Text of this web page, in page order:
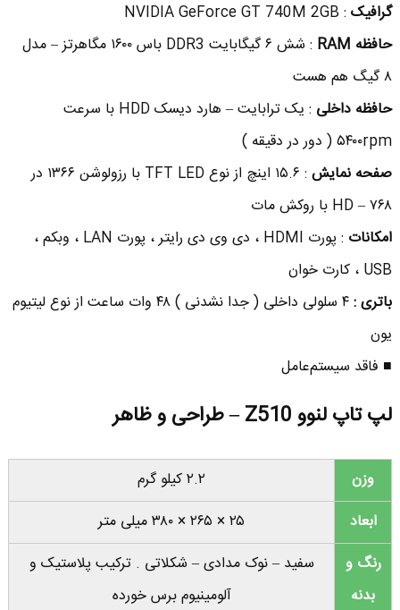
گرافیک:
NVIDIA GeForce GT 740M 2GB
حافظه RAM
: شش ۶
گیگابایت DDR3 باس ۱۶۰۰ مگاهرتز – مدل
۸ گیگ هم هست
حافظه داخلی :
یک ترابایت – هارد دیسک HDD با سرعت
۵۴۰۰rpm ( دور در دقیقه )
صفحه نمایش:
۱۵.۶ اینچ از نوع TFT LED با رزولوشن ۱۳۶۶ در
۷۶۸ – HD با روکش مات
امکانات
: پورت HDMI ، دی وی دی رایتر ، پورت LAN ، وبکم ،
USB ، کارت خوان
باتری :
۴ سلولی داخلی ( جدا نشدنی ) ۴۸ وات ساعت از نوع لیتیوم
یون
■ فاقد سیستم‌عامل
لپ تاپ لنوو Z510 – طراحی و ظاهر
وزن
۲.۲ کیلو گرم
ابعاد
۲۵ × ۲۶۵ × ۳۸۰ میلی متر
رنگ و
بدنه
سفید – نوک مدادی – شکلاتی . ترکیب پلاستیک و
آلومینیوم برس خورده